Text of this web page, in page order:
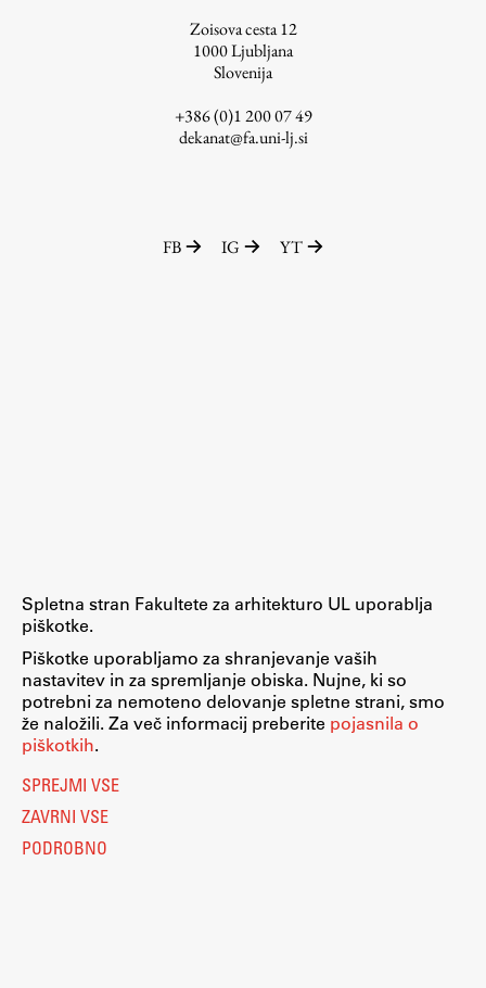
Zoisova cesta 12
1000Ljubljana
Slovenija
+386 (0)1 200 07 49
dekanat@fa.uni-lj.si
FB IG YT
Spletna stran Fakultete za arhitekturo UL uporablja
piškotke.
Piškotke uporabljamo za shranjevanje vaših
nastavitev in za spremljanje obiska. Nujne, ki so
potrebni za nemoteno delovanje spletne strani, smo
že naložili. Za več informacij preberite pojasnila o
piškotkih.
SPREJMI VSE
ZAVRNI VSE
PODROBNO